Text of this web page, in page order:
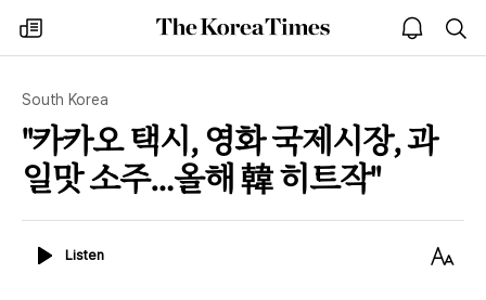
my
times
The
Korea
open
notice
South Korea
"카카오 택시, 영화 국제시장, 과
일맛 소주…올해 韓 히트작"
ListenListen
Text